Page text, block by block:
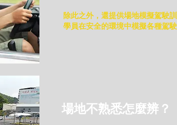
除此之外，還提供場地模擬駕駛
學員在安全的環境中模擬各種駕
場地不熟悉怎麼辨？